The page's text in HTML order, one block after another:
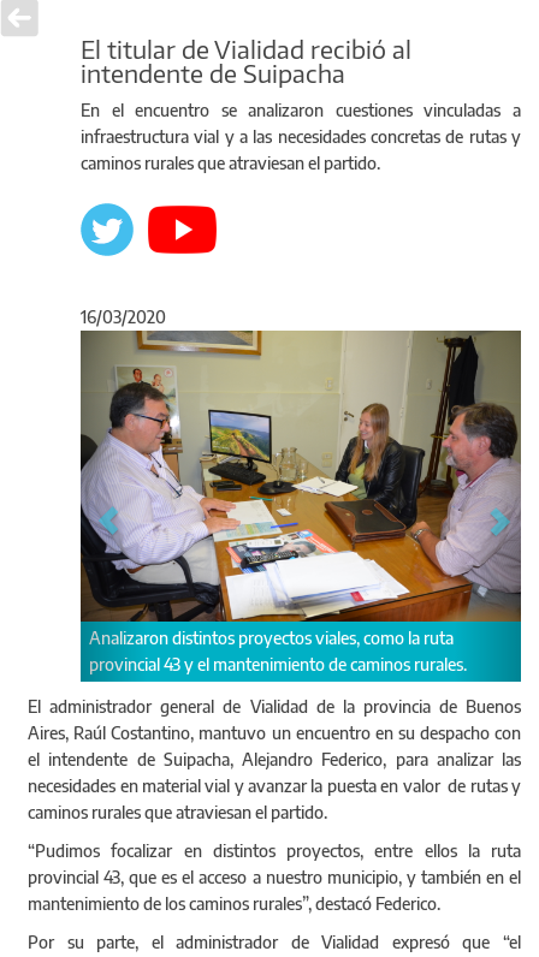
El titular de Vialidad recibió al
intendente de Suipacha
En el encuentro se analizaron cuestiones vinculadas a
infraestructura vial y a las necesidades concretas de rutas y
caminos rurales que atraviesan el partido.
16/03/2020
Analizaron distintos proyectos viales, como la ruta
provincial 43 y el mantenimiento de caminos rurales.
Anterior
El administrador general de Vialidad de la provincia de Buenos
Aires, Raúl Costantino, mantuvo un encuentro en su despacho con
el intendente de Suipacha, Alejandro Federico, para analizar las
necesidades en material vial y avanzar la puesta en valor de rutas y
caminos rurales que atraviesan el partido.
“Pudimos focalizar en distintos proyectos, entre ellos la ruta
provincial 43, que es el acceso a nuestro municipio, y también en el
mantenimiento de los caminos rurales”, destacó Federico.
Por su parte, el administrador de Vialidad expresó que “el